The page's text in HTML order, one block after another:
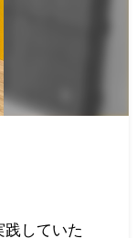
践していた